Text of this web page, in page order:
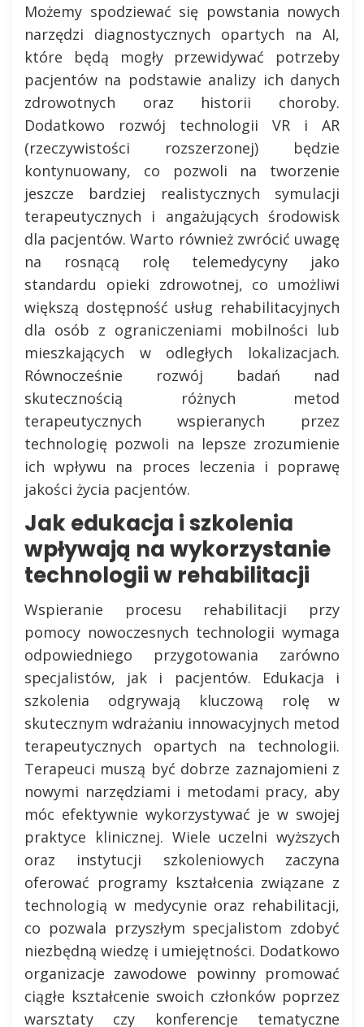
Możemy spodziewać się powstania nowych
narzędzi diagnostycznych opartych na AI,
które będą mogły przewidywać potrzeby
pacjentów na podstawie analizy ich danych
zdrowotnych oraz historii choroby.
Dodatkowo rozwój technologii VR i AR
(rzeczywistości rozszerzonej) będzie
kontynuowany, co pozwoli na tworzenie
jeszcze bardziej realistycznych symulacji
terapeutycznych i angażujących środowisk
dla pacjentów. Warto również zwrócić uwagę
na rosnącą rolę telemedycyny jako
standardu opieki zdrowotnej, co umożliwi
większą dostępność usług rehabilitacyjnych
dla osób z ograniczeniami mobilności lub
mieszkających w odległych lokalizacjach.
Równocześnie rozwój badań nad
skutecznością różnych metod
terapeutycznych wspieranych przez
technologię pozwoli na lepsze zrozumienie
ich wpływu na proces leczenia i poprawę
jakości życia pacjentów.
Jak edukacja i szkolenia
wpływają na wykorzystanie
technologii w rehabilitacji
Wspieranie procesu rehabilitacji przy
pomocy nowoczesnych technologii wymaga
odpowiedniego przygotowania zarówno
specjalistów, jak i pacjentów. Edukacja i
szkolenia odgrywają kluczową rolę w
skutecznym wdrażaniu innowacyjnych metod
terapeutycznych opartych na technologii.
Terapeuci muszą być dobrze zaznajomieni z
nowymi narzędziami i metodami pracy, aby
móc efektywnie wykorzystywać je w swojej
praktyce klinicznej. Wiele uczelni wyższych
oraz instytucji szkoleniowych zaczyna
oferować programy kształcenia związane z
technologią w medycynie oraz rehabilitacji,
co pozwala przyszłym specjalistom zdobyć
niezbędną wiedzę i umiejętności. Dodatkowo
organizacje zawodowe powinny promować
ciągłe kształcenie swoich członków poprzez
warsztaty czy konferencje tematyczne